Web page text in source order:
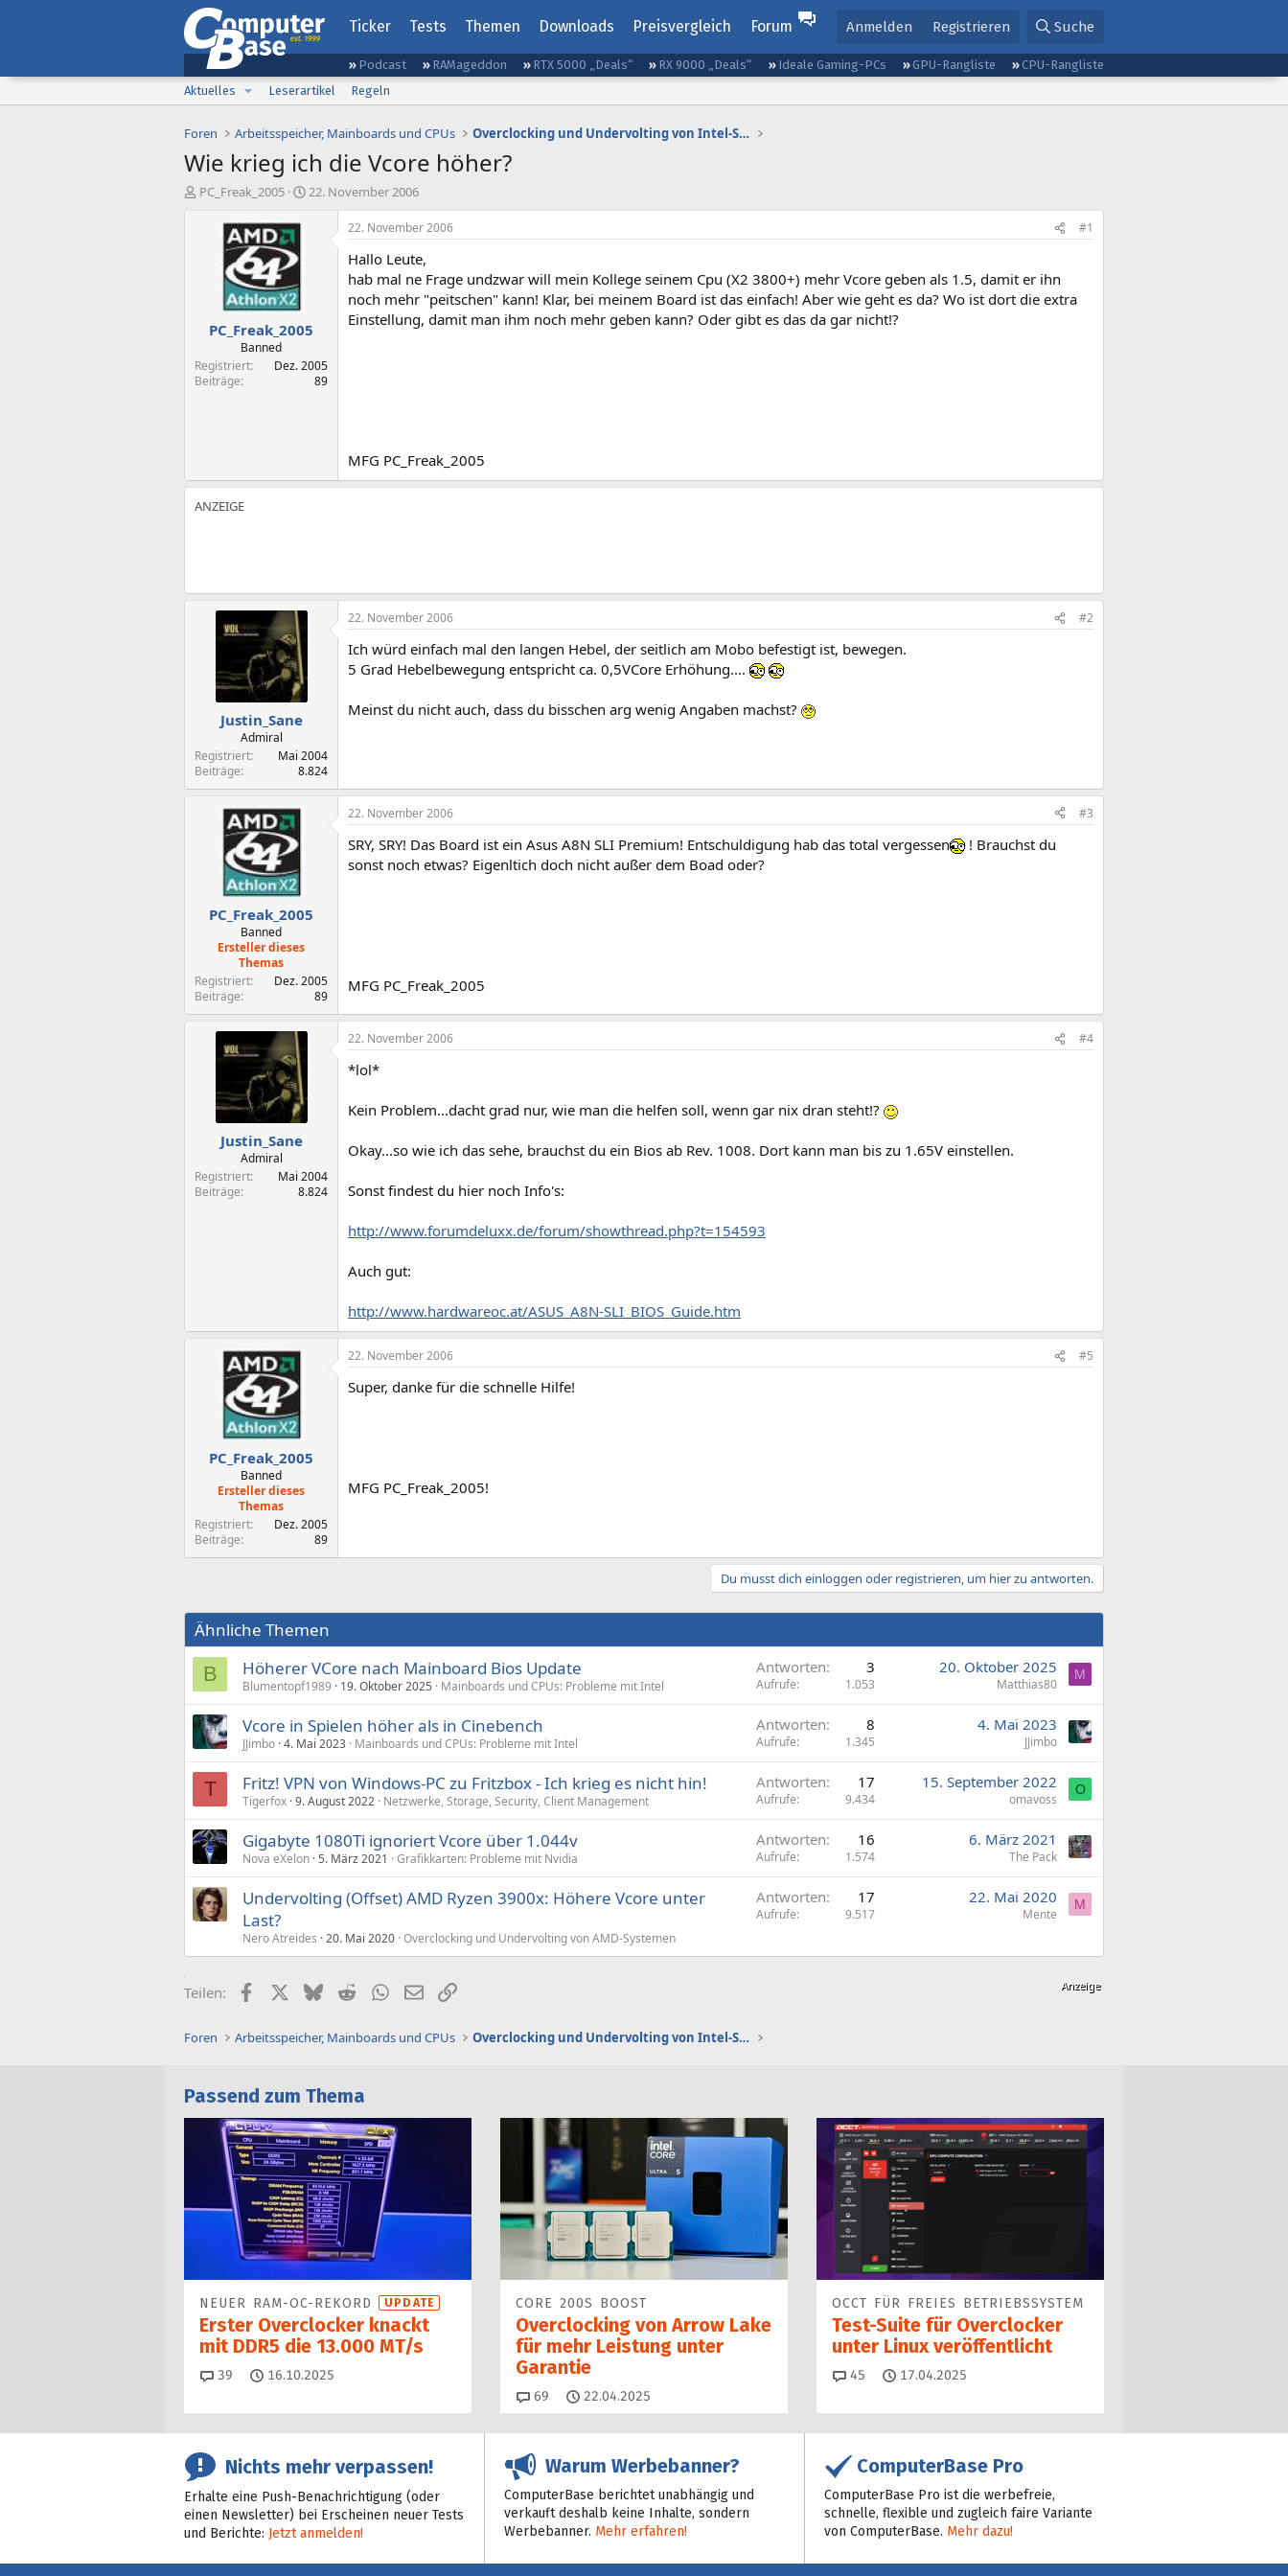
Ticker Tests Themen Downloads Preisvergleich Forum Anmelden Registrieren Suche
Podcast RAMageddon RTX 5000 „Deals“ RX 9000 „Deals“ Ideale Gaming-PCs GPU-Rangliste
CPU-Rangliste
Aktuelles
Leserartikel Regeln
Foren Arbeitsspeicher, Mainboards und CPUs Overclocking und Undervolting von Intel-Systemen
Wie krieg ich die Vcore höher?
E
PC_Freak_2005
E
a
22. November 2006
PC_Freak_2005
Banned
Registriert
Dez. 2005
Beiträge
89
22. November 2006 #1
Hallo Leute,
hab mal ne Frage undzwar will mein Kollege seinem Cpu (X2 3800+) mehr Vcore geben als 1.5, damit er ihn
noch mehr "peitschen" kann! Klar, bei meinem Board ist das einfach! Aber wie geht es da? Wo ist dort die extra
Einstellung, damit man ihm noch mehr geben kann? Oder gibt es das da gar nicht!?
MFG PC_Freak_2005
Justin_Sane
Admiral
Registriert
Mai 2004
Beiträge
8.824
22. November 2006 #2
Ich würd einfach mal den langen Hebel, der seitlich am Mobo befestigt ist, bewegen.
5 Grad Hebelbewegung entspricht ca. 0,5VCore Erhöhung....
Meinst du nicht auch, dass du bisschen arg wenig Angaben machst?
PC_Freak_2005
Banned
Ersteller dieses
Themas
Registriert
Dez. 2005
Beiträge
89
22. November 2006 #3
SRY, SRY! Das Board ist ein Asus A8N SLI Premium! Entschuldigung hab das total vergessen
! Brauchst du
sonst noch etwas? Eigenltich doch nicht außer dem Boad oder?
MFG PC_Freak_2005
Justin_Sane
Admiral
Registriert
Mai 2004
Beiträge
8.824
22. November 2006 #4
*lol*
Kein Problem...dacht grad nur, wie man die helfen soll, wenn gar nix dran steht!?
Okay...so wie ich das sehe, brauchst du ein Bios ab Rev. 1008. Dort kann man bis zu 1.65V einstellen.
Sonst findest du hier noch Info's:
http://www.forumdeluxx.de/forum/showthread.php?t=154593
Auch gut:
http://www.hardwareoc.at/ASUS_A8N-SLI_BIOS_Guide.htm
PC_Freak_2005
Banned
Ersteller dieses
Themas
Registriert
Dez. 2005
Beiträge
89
22. November 2006 #5
Super, danke für die schnelle Hilfe!
MFG PC_Freak_2005!
Du musst dich einloggen oder registrieren, um hier zu antworten.
Ähnliche Themen
B Höherer VCore nach Mainboard Bios Update
Blumentopf1989 19. Oktober 2025 Mainboards und CPUs: Probleme mit Intel
Antworten 3
Aufrufe 1.053
20. Oktober 2025
Matthias80
M
Vcore in Spielen höher als in Cinebench
JJimbo 4. Mai 2023 Mainboards und CPUs: Probleme mit Intel
Antworten 8
Aufrufe 1.345
4. Mai 2023
JJimbo
T Fritz! VPN von Windows-PC zu Fritzbox - Ich krieg es nicht hin!
Tigerfox 9. August 2022 Netzwerke, Storage, Security, Client Management
Antworten 17
Aufrufe 9.434
15. September 2022
omavoss
O
Gigabyte 1080Ti ignoriert Vcore über 1.044v
Nova eXelon 5. März 2021 Grafikkarten: Probleme mit Nvidia
Antworten 16
Aufrufe 1.574
6. März 2021
The Pack
Undervolting (Offset) AMD Ryzen 3900x: Höhere Vcore unter
Last?
Nero Atreides 20. Mai 2020 Overclocking und Undervolting von AMD-Systemen
Antworten 17
Aufrufe 9.517
22. Mai 2020
Mente
M
Teilen: FacebookX (Twitter)
BlueskyRedditWhatsApp
E-MailLink
Foren Arbeitsspeicher, Mainboards und CPUs Overclocking und Undervolting von Intel-Systemen
Passend zum Thema
NEUER RAM-OC-REKORD UPDATE
Erster Overclocker knackt
mit DDR5 die 13.000 MT/s
39 Kommentare
16.10.2025
CORE 200S BOOST
Overclocking von Arrow Lake
für mehr Leistung unter
Garantie
69 Kommentare
22.04.2025
OCCT FÜR FREIES BETRIEBSSYSTEM
Test-Suite für Overclocker
unter Linux veröffentlicht
45 Kommentare
17.04.2025
Nichts mehr verpassen!
Erhalte eine Push-Benachrichtigung (oder
einen Newsletter) bei Erscheinen neuer Tests
und Berichte: Jetzt anmelden!
Warum Werbebanner?
ComputerBase berichtet unabhängig und
verkauft deshalb keine Inhalte, sondern
Werbebanner. Mehr erfahren!
ComputerBase Pro
ComputerBase Pro ist die werbefreie,
schnelle, flexible und zugleich faire Variante
von ComputerBase. Mehr dazu!